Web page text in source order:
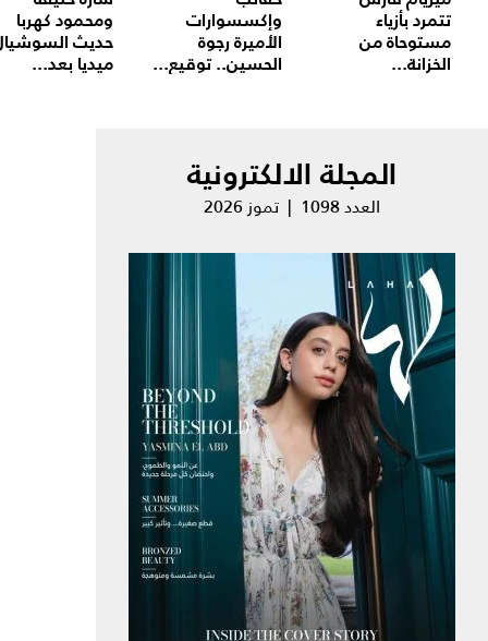
تتمرد بأزياء
مستوحاة من
الخزانة...
وإكسسوارات
الأميرة رجوة
الحسين.. توقيع...
ومحمود كهربا
حديث
ميديا بعد...
المجلة الالكترونية
العدد 1098 | تموز 2026